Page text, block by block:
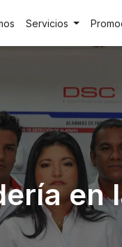
Servicios
en